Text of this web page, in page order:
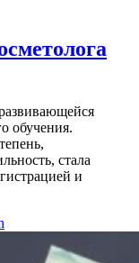
обучения.
стала
и